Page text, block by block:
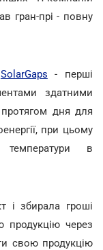
гран-прі - повну
SolarGaps - перші
здатними
дня для
при цьому
температури в
і збирала гроші
продукцію через
свою продукцію